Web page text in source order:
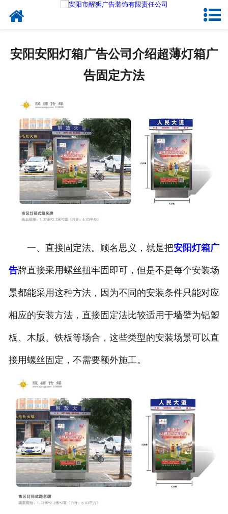
成功案例
新闻资讯
企业文化
联系我们
安阳安阳灯箱广告公司介绍超薄灯箱广
告固定方法
一、直接固定法。顾名思义，就是把安阳灯箱广
告牌直接采用螺丝扭牢固即可，但是不是每个安装场
景都能采用这种方法，因为不同的安装条件只能对应
相应的安装方法，直接固定法比较适用于墙壁为铝塑
板、木版、铁板等场合，这些类型的安装场景可以直
接用螺丝固定，不需要额外施工。